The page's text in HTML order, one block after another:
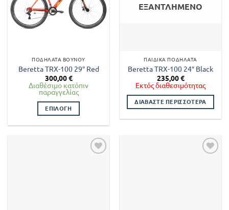
ΠΟΔΉΛΑΤΑ ΒΟΥΝΟΎ
Beretta TRX-100 29″ Red
300,00€
Διαθέσιμο κατόπιν
παραγγελίας
ΕΠΙΛΟΓΉ
ΕΞΑΝΤΛΗΜΈΝΟ
ΠΑΙΔΙΚΆ ΠΟΔΉΛΑΤΑ
Beretta TRX-100 24″ Black
235,00€
Εκτός διαθεσιμότητας
ΔΙΑΒΆΣΤΕ ΠΕΡΙΣΣΌΤΕΡΑ